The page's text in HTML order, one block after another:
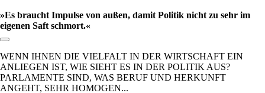
»Es braucht Impulse von außen, damit Politik nicht zu sehr im
eigenen Saft schmort.«
Link zum Abschnitt kopieren:
WENN IHNEN DIE VIELFALT IN DER WIRTSCHAFT EIN
ANLIEGEN IST, WIE SIEHT ES IN DER POLITIK AUS?
PARLAMENTE SIND, WAS BERUF UND HERKUNFT
ANGEHT, SEHR HOMOGEN...